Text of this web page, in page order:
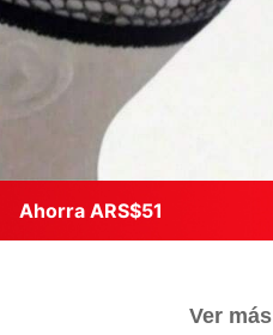
Ahorra ARS$51
Ver más